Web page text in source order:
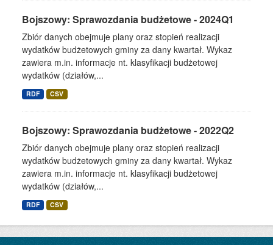
Bojszowy: Sprawozdania budżetowe - 2024Q1
Zbiór danych obejmuje plany oraz stopień realizacji
wydatków budżetowych gminy za dany kwartał. Wykaz
zawiera m.in. informacje nt. klasyfikacji budżetowej
wydatków (działów,...
RDF CSV
Bojszowy: Sprawozdania budżetowe - 2022Q2
Zbiór danych obejmuje plany oraz stopień realizacji
wydatków budżetowych gminy za dany kwartał. Wykaz
zawiera m.in. informacje nt. klasyfikacji budżetowej
wydatków (działów,...
RDF CSV